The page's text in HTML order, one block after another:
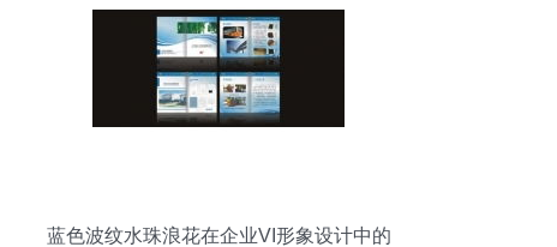
蓝色波纹水珠浪花在企业VI形象设计中的